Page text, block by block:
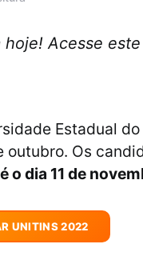
Acesse
Estadual do
Os
o dia 11 de
UNITINS 2022